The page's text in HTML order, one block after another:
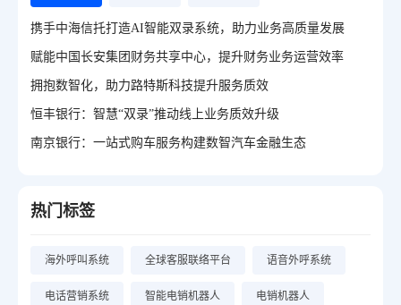
携手中海信托打造AI智能双录系统，助力业务高质量发展
赋能中国长安集团财务共享中心，提升财务业务运营效率
拥抱数智化，助力路特斯科技提升服务质效
恒丰银行：智慧“双录”推动线上业务质效升级
南京银行：一站式购车服务构建数智汽车金融生态
热门标签
海外呼叫系统 全球客服联络平台 语音外呼系统
电话营销系统 智能电销机器人 电销机器人